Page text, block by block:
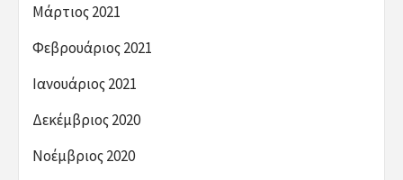
Μάρτιος 2021
Φεβρουάριος 2021
Ιανουάριος 2021
Δεκέμβριος 2020
Νοέμβριος 2020